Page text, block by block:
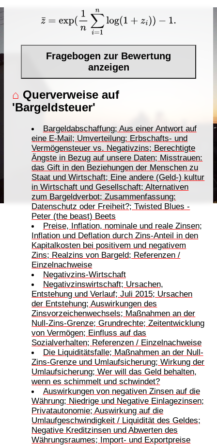
exp( n∑i= log ) −
Fragebogen zur Bewertung
anzeigen
⌂ Querverweise auf
'Bargeldsteuer'
Bargeldabschaffung; Aus einer Antwort auf
eine E-Mail; Umverteilung: Erbschafts- und
Vermögensteuer vs. Negativzins; Berechtigte
Ängste in Bezug auf unsere Daten; Misstrauen:
das Gift in den Beziehungen der Menschen zu
Staat und Wirtschaft; Eine andere (Geld-) kultur
in Wirtschaft und Gesellschaft; Alternativen
zum Bargeldverbot; Zusammenfassung:
Datenschutz oder Freiheit?; Twisted Blues -
Peter (the beast) Beets
Preise, Inflation, nominale und reale Zinsen;
Inflation und Deflation durch Zins-Anteil in den
Kapitalkosten bei positivem und negativem
Zins; Realzins von Bargeld; Referenzen /
Einzelnachweise
Negativzins-Wirtschaft
Negativzinswirtschaft; Ursachen,
Entstehung und Verlauf; Juli 2015; Ursachen
der Entstehung; Auswirkungen des
Zinsvorzeichenwechsels; Maßnahmen an der
Null-Zins-Grenze; Grundrechte; Zeitentwicklung
von Vermögen; Einfluss auf das
Sozialverhalten; Referenzen / Einzelnachweise
Die Liquiditätsfalle; Maßnahmen an der Null-
Zins-Grenze und Umlaufsicherung; Wirkung der
Umlaufsicherung; Wer will das Geld behalten,
wenn es schimmelt und schwindet?
Auswirkungen von negativen Zinsen auf die
Währung; Niedrige und Negative Einlagezinsen;
Privatautonomie; Auswirkung auf die
Umlaufgeschwindigkeit / Liquidität des Geldes;
Negative Kreditzinsen und Abwerten des
Währungsraumes; Import- und Exportpreise